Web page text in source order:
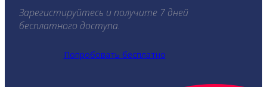
Зарегистируйтесь и получите 7 дней
бесплатного доступа.
Попробовать бесплатно